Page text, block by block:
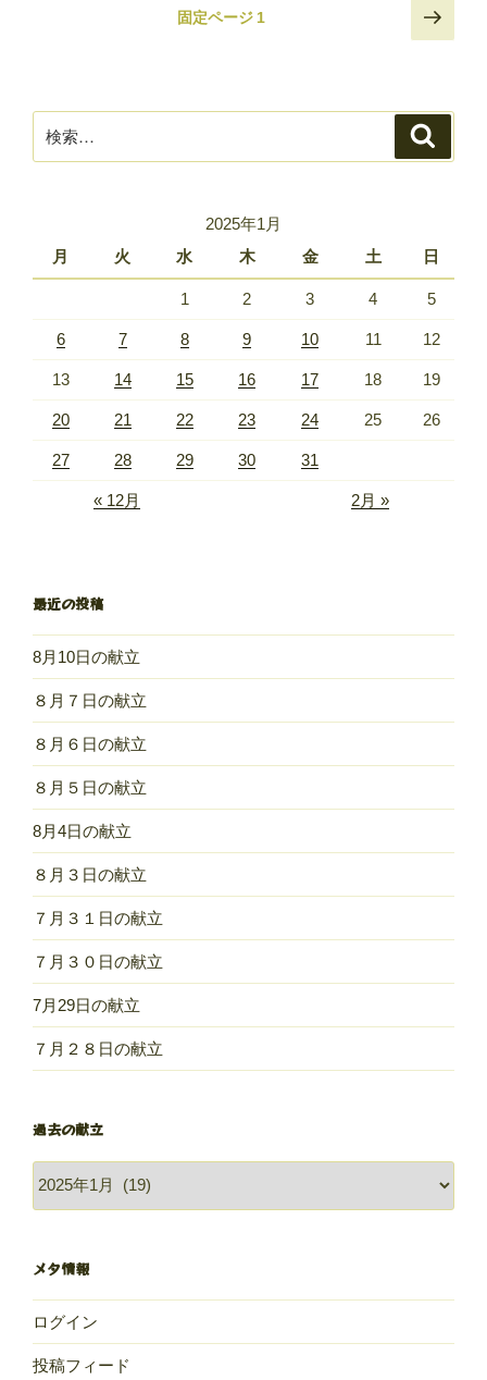
ペ
ー
ジ
固定ページ 1
次
の
ジ
索:
2025年1月
月
火 水 木 金 土 日
1 2 3 4 5
6 7 8 9 10 11 12
13 14 15 16 17 18 19
20 21 22 23 24 25 26
27 28 29 30 31
« 12月 2月 »
最近の投稿
8月10日の献立
８月７日の献立
８月６日の献立
８月５日の献立
8月4日の献立
８月３日の献立
７月３１日の献立
７月３０日の献立
7月29日の献立
７月２８日の献立
過去の献立
立
メタ情報
ログイン
投稿フィード